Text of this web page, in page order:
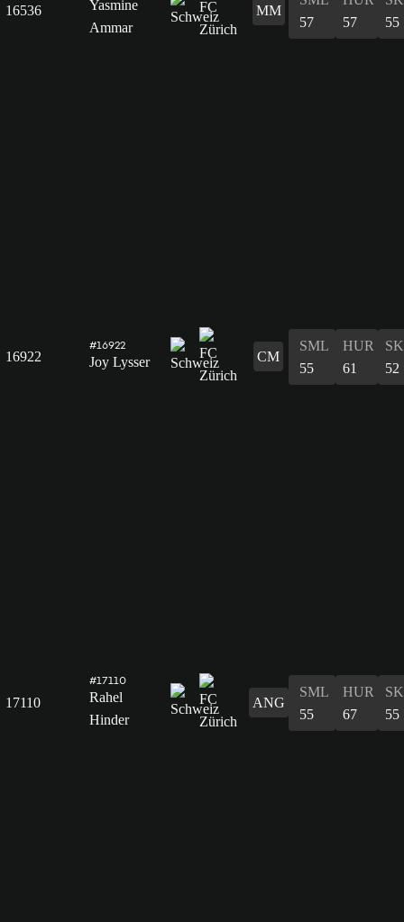
16536
Yasmine
Ammar
MM
57
57
55
16922
#16922
Joy Lysser CM
SML
55
HUR
61
52
17110
#17110
Rahel
Hinder
ANG
SML
55
HUR
67
55